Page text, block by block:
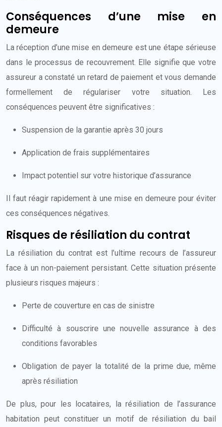
Conséquences d’une mise en
demeure
La réception d’une mise en demeure est une étape sérieuse
dans le processus de recouvrement. Elle signifie que votre
assureur a constaté un retard de paiement et vous demande
formellement de régulariser votre situation. Les
conséquences peuvent être significatives :
Suspension de la garantie après 30 jours
Application de frais supplémentaires
Impact potentiel sur votre historique d’assurance
Il faut réagir rapidement à une mise en demeure pour éviter
ces conséquences négatives.
Risques de résiliation du contrat
La résiliation du contrat est l’ultime recours de l’assureur
face à un non-paiement persistant. Cette situation présente
plusieurs risques majeurs :
Perte de couverture en cas de sinistre
Difficulté à souscrire une nouvelle assurance à des
conditions favorables
Obligation de payer la totalité de la prime due, même
après résiliation
De plus, pour les locataires, la résiliation de l’assurance
habitation peut constituer un motif de résiliation du bail